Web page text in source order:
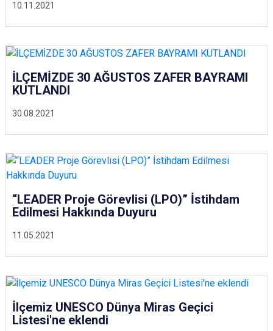
10.11.2021
30.08.2021
İLÇEMİZDE 30 AĞUSTOS ZAFER BAYRAMI
KUTLANDI
11.05.2021
“LEADER Proje Görevlisi (LPO)” İstihdam
Edilmesi Hakkında Duyuru
İlçemiz UNESCO Dünya Miras Geçici
Listesi'ne eklendi